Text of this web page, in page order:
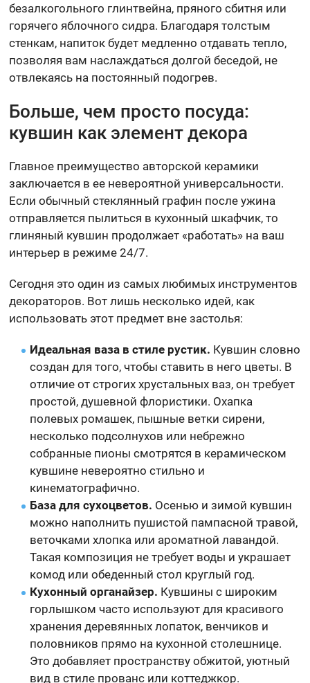
безалкогольного глинтвейна, пряного сбитня или
горячего яблочного сидра. Благодаря толстым
стенкам, напиток будет медленно отдавать тепло,
позволяя вам наслаждаться долгой беседой, не
отвлекаясь на постоянный подогрев.
Больше, чем просто посуда:
кувшин как элемент декора
Главное преимущество авторской керамики
заключается в ее невероятной универсальности.
Если обычный стеклянный графин после ужина
отправляется пылиться в кухонный шкафчик, то
глиняный кувшин продолжает «работать» на ваш
интерьер в режиме 24/7.
Сегодня это один из самых любимых инструментов
декораторов. Вот лишь несколько идей, как
использовать этот предмет вне застолья:
Идеальная ваза в стиле рустик. Кувшин словно
создан для того, чтобы ставить в него цветы. В
отличие от строгих хрустальных ваз, он требует
простой, душевной флористики. Охапка
полевых ромашек, пышные ветки сирени,
несколько подсолнухов или небрежно
собранные пионы смотрятся в керамическом
кувшине невероятно стильно и
кинематографично.
База для сухоцветов. Осенью и зимой кувшин
можно наполнить пушистой пампасной травой,
веточками хлопка или ароматной лавандой.
Такая композиция не требует воды и украшает
комод или обеденный стол круглый год.
Кухонный органайзер. Кувшины с широким
горлышком часто используют для красивого
хранения деревянных лопаток, венчиков и
половников прямо на кухонной столешнице.
Это добавляет пространству обжитой, уютный
вид в стиле прованс или коттеджкор.